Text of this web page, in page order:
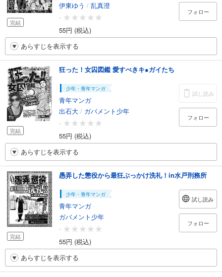
完結
伊東ゆう / 乱真澄
-
55円 (税込)
フォロー
あらすじを表示する
完結
狂った！女囚図鑑 愛すべきキ●ガイたち
少年・青年マンガ
青年マンガ
出石大 / ガバメント少年
-
55円 (税込)
試し読み
フォロー
あらすじを表示する
完結
愚弄した懲役から最狂ぶっかけ洗礼！in水戸刑務所
少年・青年マンガ
青年マンガ
ガバメント少年
-
55円 (税込)
試し読み
フォロー
あらすじを表示する